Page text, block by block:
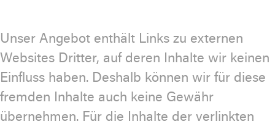
Unser Angebot enthält Links zu externen
Websites Dritter, auf deren Inhalte wir keinen
Einfluss haben. Deshalb können wir für diese
fremden Inhalte auch keine Gewähr
übernehmen. Für die Inhalte der verlinkten